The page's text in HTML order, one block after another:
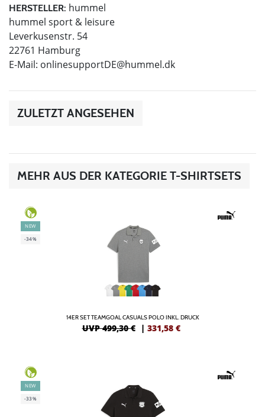
HERSTELLER: hummel
hummel sport & leisure
Leverkusenstr. 54
22761 Hamburg
E-Mail: onlinesupportDE@hummel.dk
ZULETZT ANGESEHEN
MEHR AUS DER KATEGORIE T-SHIRTSETS
NEW
-34%
14ER SET TEAMGOAL CASUALS POLO INKL. DRUCK
UVP 499,30 € | 331,58 €
NEW
-33%